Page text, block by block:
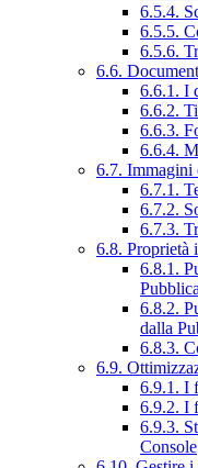
6.5.4.
6.5.5.
6.5.6.
6.6.
6.6.1. I
6.6.2.
6.6.3.
6.6.4.
6.7. Immagini
6.7.1.
6.7.2.
6.7.3.
6.8. Proprietà
6.8.1.
6.8.2.
dalla
6.8.3.
6.9.
6.9.1. I
6.9.2. I
6.9.3.
Console